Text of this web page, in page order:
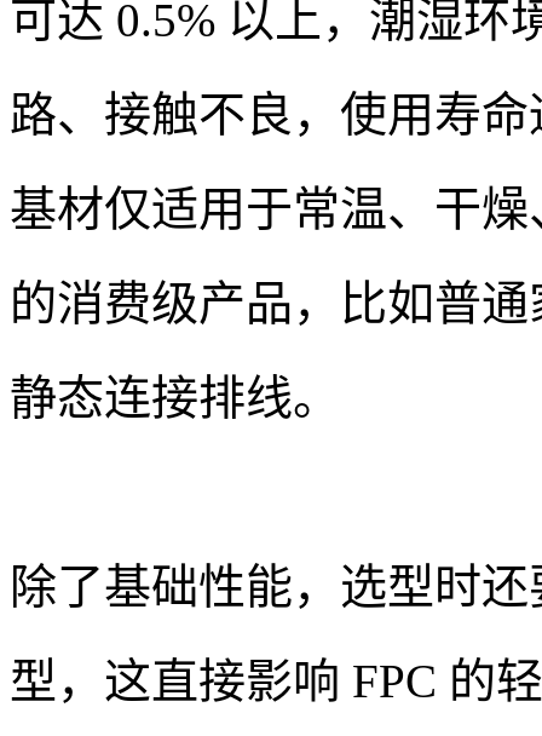
可达 0.5% 以上，潮湿环
路、接触不良，使用寿
基材仅适用于常温、干
的消费级产品，比如普
静态连接排线。
除了基础性能，选型时
型，这直接影响 FPC 的